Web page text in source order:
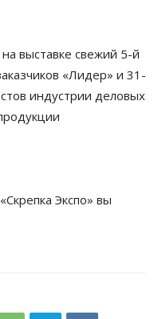
выставке свежий 5-й
«Лидер» и 31-
индустрии деловых
Экспо» вы